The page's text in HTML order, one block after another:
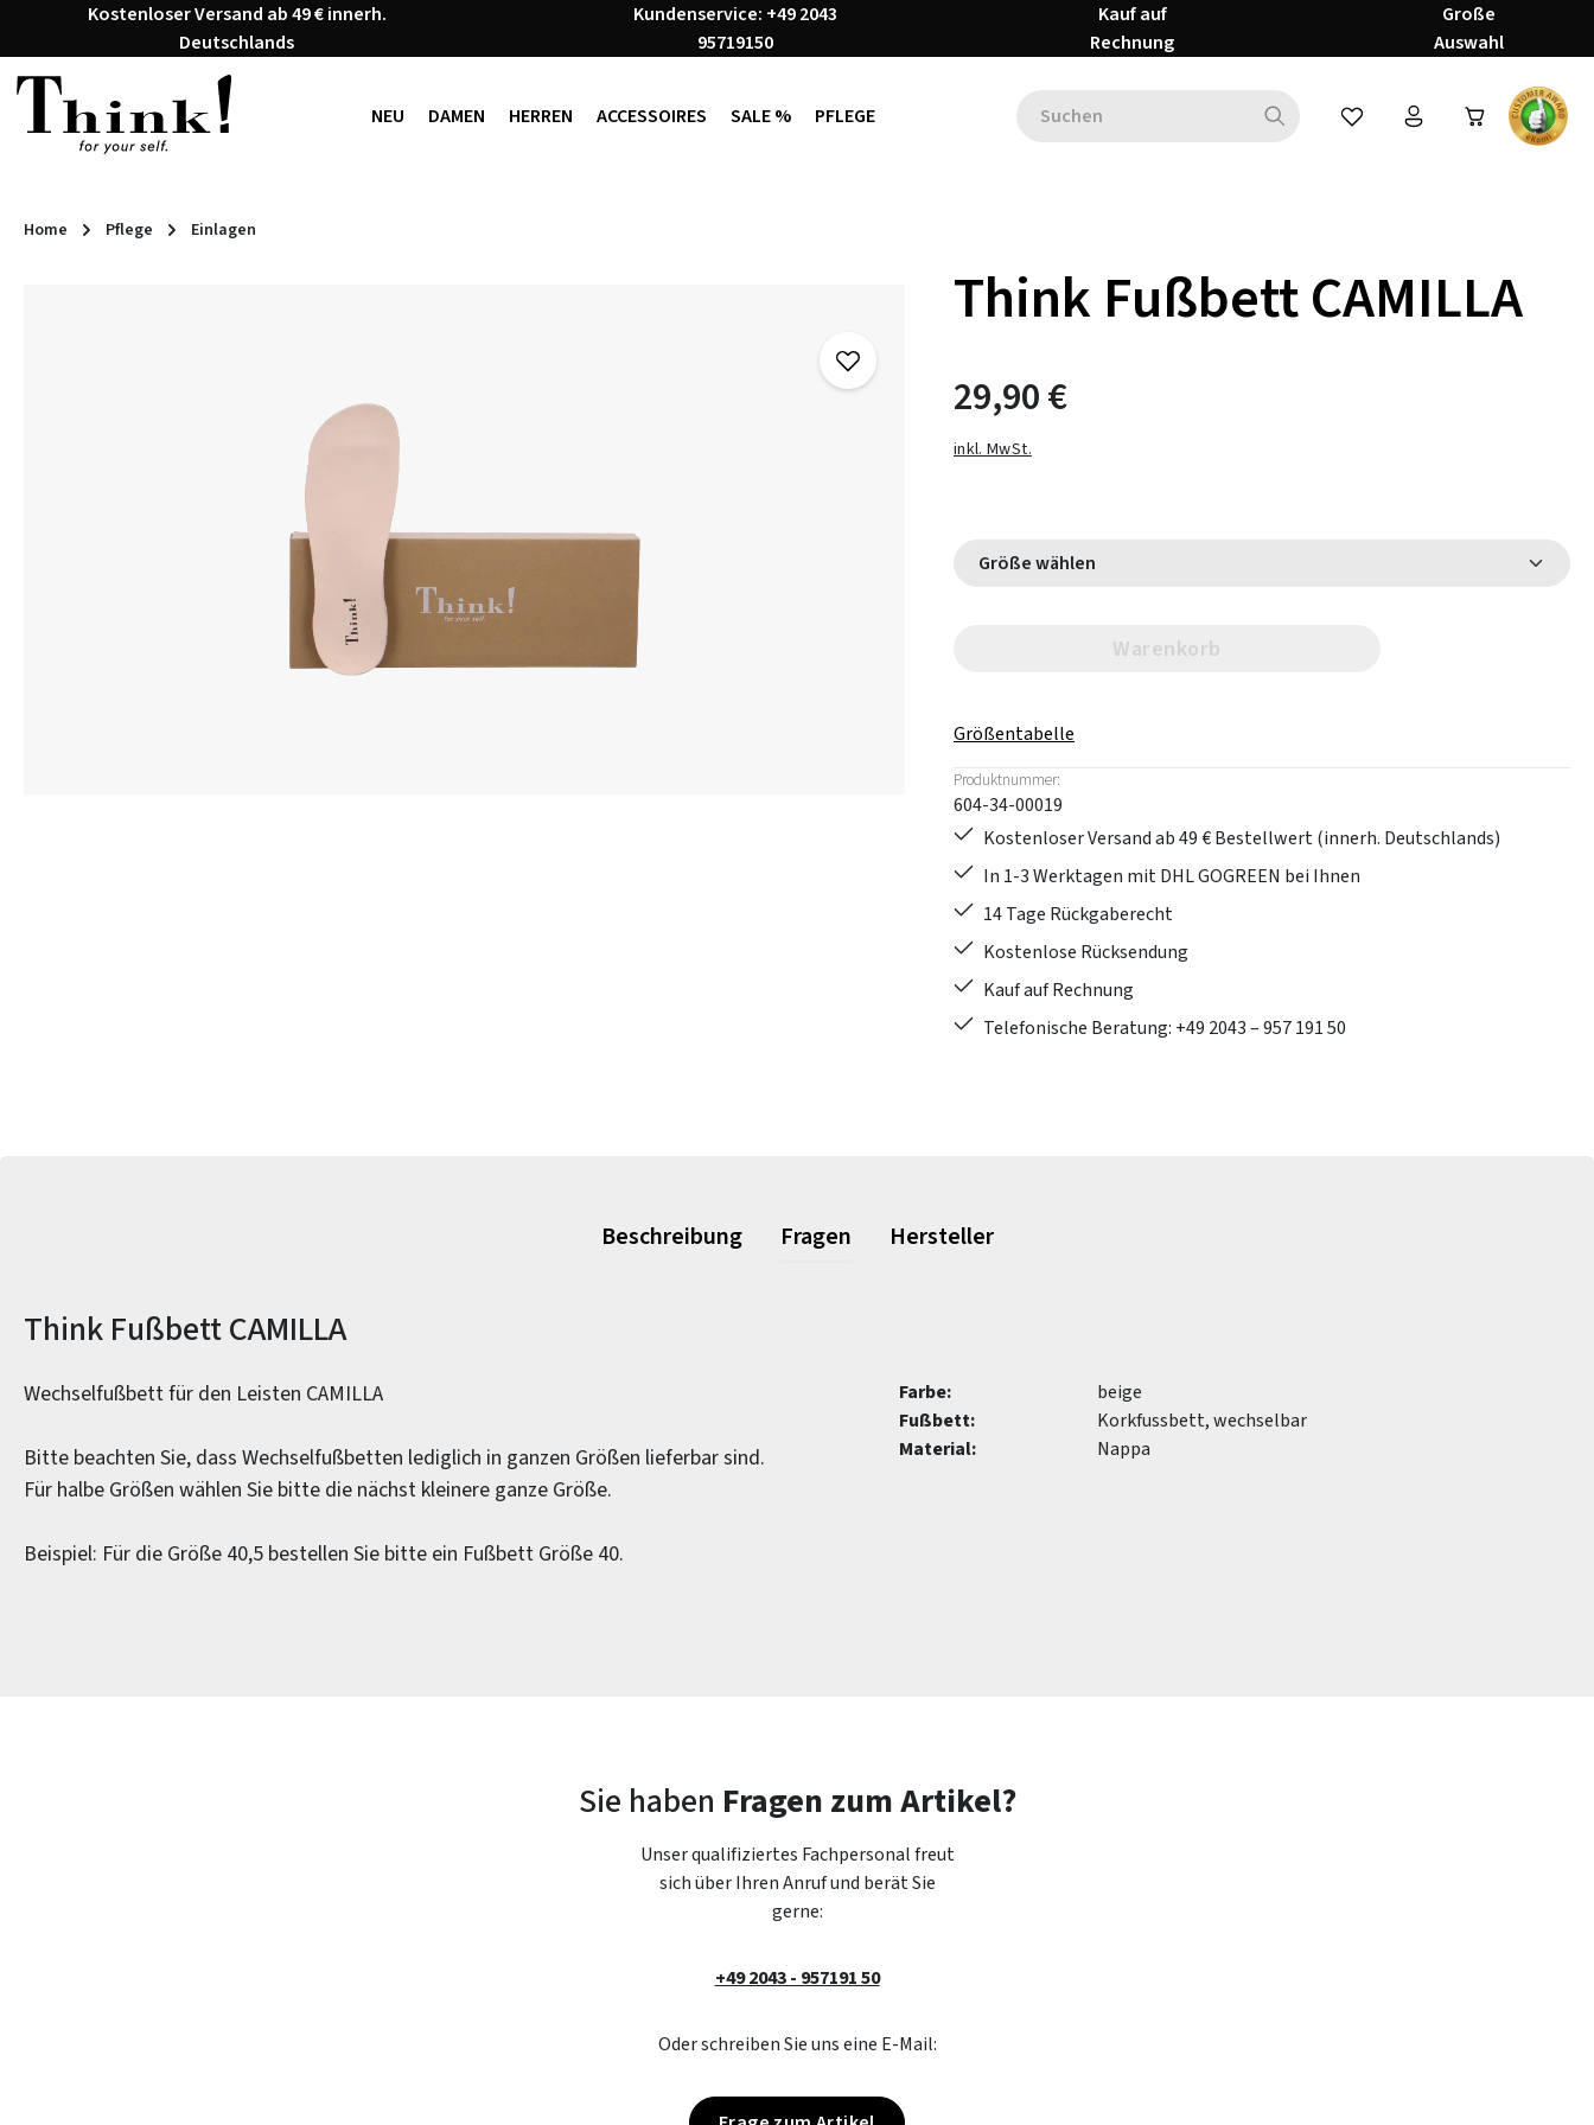
Hauptinhalt springen
Zur Suche springen
Zur Hauptnavigation springen
Kostenloser Versand ab 49 € innerh.
Deutschlands
Kundenservice: +49 2043
95719150
Kauf auf
Rechnung
Große
Auswahl
NEU DAMEN HERREN ACCESSOIRES SALE % PFLEGE Du hast 0 Produkte auf dem
Home Pflege Einlagen
Think Fußbett CAMILLA
29,90 €
inkl. MwSt.
Größe wählen
Warenkorb
Größentabelle
Produktnummer:
604-34-00019
Kostenloser Versand ab 49 € Bestellwert (innerh. Deutschlands)
In 1-3 Werktagen mit DHL GOGREEN bei Ihnen
14 Tage Rückgaberecht
Kostenlose Rücksendung
Kauf auf Rechnung
Telefonische Beratung: +49 2043 – 957 191 50
Beschreibung Fragen Hersteller
Produktinformationen
Think Fußbett CAMILLA
Wechselfußbett für den Leisten CAMILLA
Bitte beachten Sie, dass Wechselfußbetten lediglich in ganzen Größen lieferbar sind.
Für halbe Größen wählen Sie bitte die nächst kleinere ganze Größe.
Beispiel: Für die Größe 40,5 bestellen Sie bitte ein Fußbett Größe 40.
Farbe:
beige
Fußbett:
Korkfussbett, wechselbar
Material:
Nappa
Sie haben Fragen zum Artikel?
Unser qualifiziertes Fachpersonal freut
sich über Ihren Anruf und berät Sie
gerne:
+49 2043 - 957191 50
Oder schreiben Sie uns eine E-Mail: